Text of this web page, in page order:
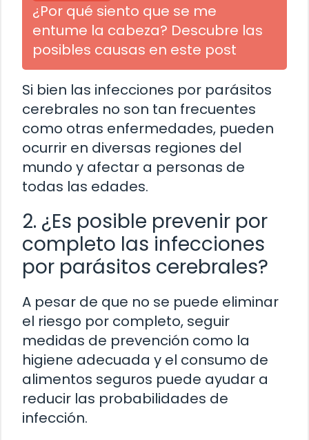
¿Por qué siento que se me
entume la cabeza? Descubre las
posibles causas en este post
Si bien las infecciones por parásitos
cerebrales no son tan frecuentes
como otras enfermedades, pueden
ocurrir en diversas regiones del
mundo y afectar a personas de
todas las edades.
2. ¿Es posible prevenir por
completo las infecciones
por parásitos cerebrales?
A pesar de que no se puede eliminar
el riesgo por completo, seguir
medidas de prevención como la
higiene adecuada y el consumo de
alimentos seguros puede ayudar a
reducir las probabilidades de
infección.